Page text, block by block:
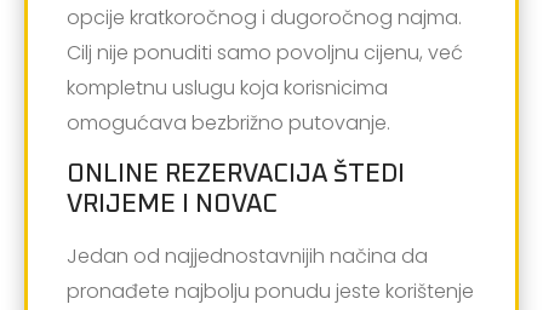
opcije kratkoročnog i dugoročnog najma.
Cilj nije ponuditi samo povoljnu cijenu, već
kompletnu uslugu koja korisnicima
omogućava bezbrižno putovanje.
ONLINE REZERVACIJA ŠTEDI
VRIJEME I NOVAC
Jedan od najjednostavnijih načina da
pronađete najbolju ponudu jeste korištenje